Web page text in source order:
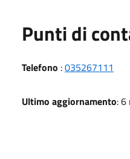
Punti di
Telefono :035267111
Ultimo aggiornamento: